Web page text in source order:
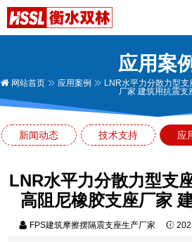
应用案
网站首页 应用案例
LNR水平力分散力型
厂家 建筑用抗震支
新闻动态 技术支持 应
LNR水平力分散力型支
高阻尼橡胶支座厂家
FPS建筑摩擦摆隔震支座生产厂家